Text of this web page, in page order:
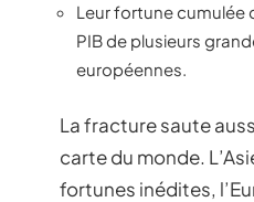
Leur fortune cumulée
PIB de plusieurs
européennes.
La fracture saute
carte du monde.
fortunes inédites,